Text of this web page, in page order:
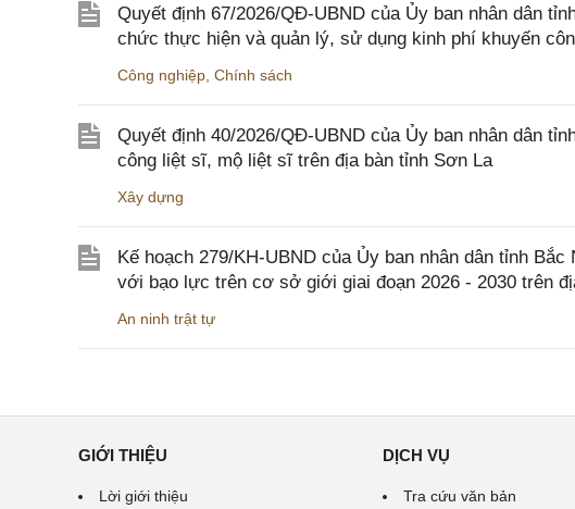
Quyết định 67/2026/QĐ-UBND của Ủy ban nhân dân
chức thực hiện và quản lý, sử dụng kinh phí khuyến
Công nghiệp Chính sách
Quyết định 40/2026/QĐ-UBND của Ủy ban nhân dân
công liệt sĩ, mộ liệt sĩ trên địa bàn tỉnh Sơn La
Xây dựng
Kế hoạch 279/KH-UBND của Ủy ban nhân dân tỉnh
với bạo lực trên cơ sở giới giai đoạn 2026 - 2030 trên
An ninh trật tự
GIỚI THIỆU
Lời giới thiệu
DỊCH VỤ
Tra cứu văn bản